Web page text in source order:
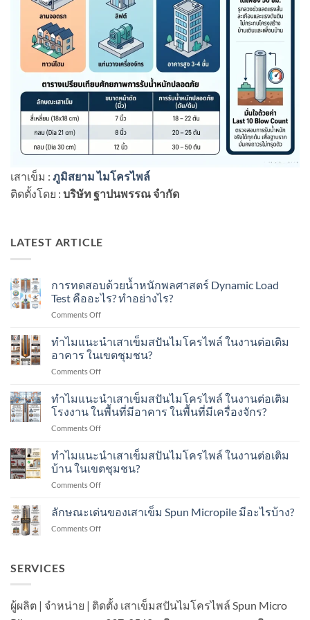
เสาเข็ม : ภูมิสยาม ไมโครไพล์
ติดตั้งโดย : บริษัท ฐาปนพรรณ จำกัด
LATEST ARTICLE
การทดสอบด้วยน้ำหนักพลศาสตร์ Dynamic Load
Test คืออะไร? ทำอย่างไร?
Comments Offon
ทดสอบ
ด้วย
น้ำ
หนัก
Dynamic
Load
ทำ
อย่างไร?
ทำไมแนะนำเสาเข็มสปันไมโครไพล์ ในงานต่อเติม
อาคาร ในเขตชุมชน?
Comments Offon
แนะนำ
เสา
เข็ม
ส
ไมโคร
ไพล์
เติม
ทำไมแนะนำเสาเข็มสปันไมโครไพล์ ในงานต่อเติม
โรงงาน ในพื้นที่มีอาคาร ในพื้นที่มีเครื่องจักร?
Comments Offon
แนะนำ
เสา
เข็ม
ส
ไมโคร
พื้นที่
ทำไมแนะนำเสาเข็มสปันไมโครไพล์ ในงานต่อเติม
บ้าน ในเขตชุมชน?
Comments Offon
เสา
เข็ม
งาน
ลักษณะเด่นของเสาเข็ม Spun Micropile มีอะไรบ้าง?
Comments Offon
Spun
Micropile
SERVICES
ผู้ผลิต | จำหน่าย | ติดตั้ง เสาเข็มสปันไมโครไพล์ Spun Micro